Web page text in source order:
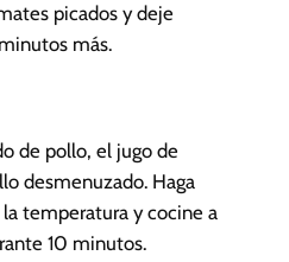
picados y deje
más.
de pollo, el jugo de
desmenuzado. Haga
temperatura y cocine a
10 minutos.